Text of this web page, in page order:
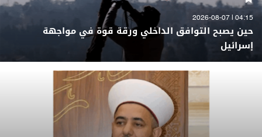
04:15 | 2026-08-07
حين يصبح التوافق الداخلي ورقة قوة في مواجهة
إسرائيل